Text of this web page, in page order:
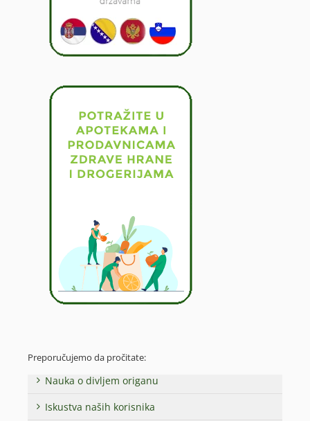
Preporučujemo da pročitate:
Nauka o divljem origanu
Iskustva naših korisnika